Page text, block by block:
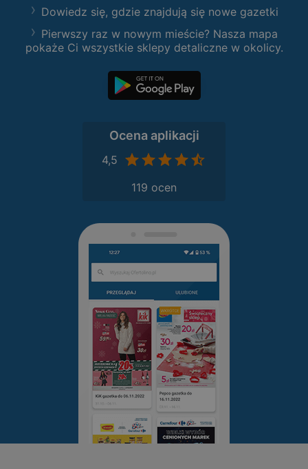
Dowiedz się, gdzie znajdują się nowe gazetki
Pierwszy raz w nowym mieście? Nasza mapa
pokaże Ci wszystkie sklepy detaliczne w okolicy.
Ocena aplikacji
4,5
119 ocen